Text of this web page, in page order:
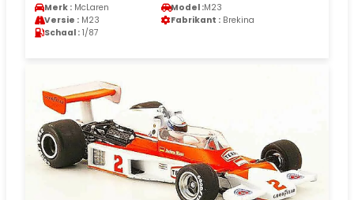
Merk : McLaren Model :M23
Versie : M23 Fabrikant : Brekina
Schaal : 1/87